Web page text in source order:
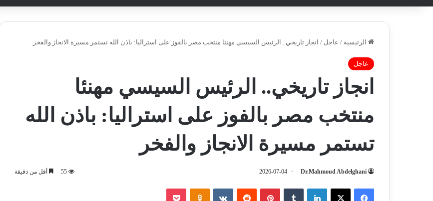
الرئيسية / عاجل / انجاز تاريخي.. الرئيس السيسي مهنئا منتخب مصر بالفوز على استراليا: باذن الله تستمر مسيرة الانجاز والفخر
عاجل
انجاز تاريخي.. الرئيس السيسي مهنئا
منتخب مصر بالفوز على استراليا: باذن الله
تستمر مسيرة الانجاز والفخر
Dr.Mahmoud Abdelghani
2026-07-04
55 أقل من دقيقة
فيسبوك ‫X لينكدإن بينتيريست